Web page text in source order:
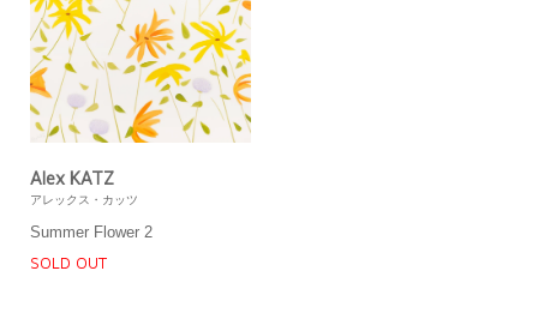
Alex KATZ
アレックス・カッツ
Summer Flower 2
SOLD OUT